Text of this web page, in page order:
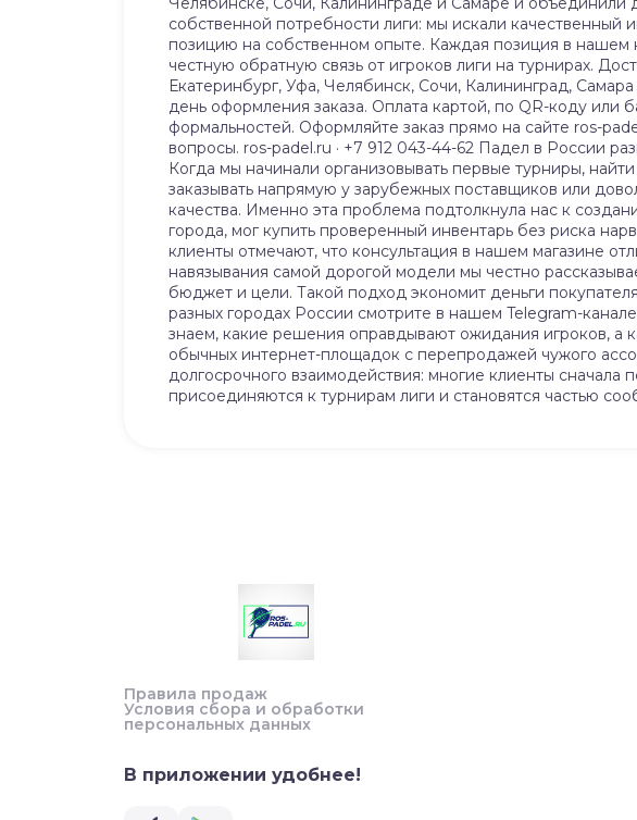
собственной потребности лиги: мы искали качественный
позицию на собственном опыте. Каждая позиция в нашем
честную обратную связь от игроков лиги на турнирах.
Екатеринбург, Уфа, Челябинск, Сочи, Калининград,
день оформления заказа. Оплата картой, по QR-коду
формальностей. Оформляйте заказ прямо на сайте ros-
вопросы. ros-padel.ru · +7 912 043-44-62 Падел в России
Когда мы начинали организовывать первые турниры,
заказывать напрямую у зарубежных поставщиков или
качества. Именно эта проблема подтолкнула нас к
города, мог купить проверенный инвентарь без риска
клиенты отмечают, что консультация в нашем магазине
навязывания самой дорогой модели мы честно
бюджет и цели. Такой подход экономит деньги
разных городах России смотрите в нашем Telegram-
знаем, какие решения оправдывают ожидания игроков, а
обычных интернет-площадок с перепродажей чужого
долгосрочного взаимодействия: многие клиенты сначала
присоединяются к турнирам лиги и становятся частью
Правила продаж
Условия сбора и обработки
персональных данных
В приложении удобнее!